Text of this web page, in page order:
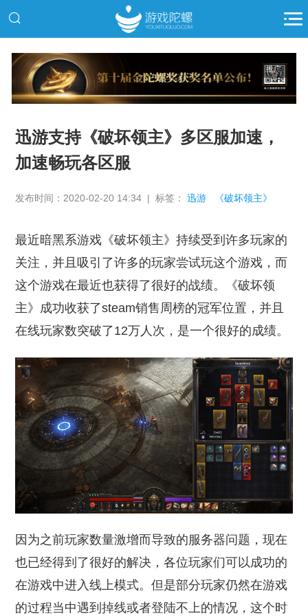
推广
迅游支持《破坏领主》多区服加速，
加速畅玩各区服
发布时间：2020-02-20 14:34 | 标签：迅游 《破坏领主》
最近暗黑系游戏《破坏领主》持续受到许多玩家的
关注，并且吸引了许多的玩家尝试玩这个游戏，而
这个游戏在最近也获得了很好的战绩。《破坏领
主》成功收获了steam销售周榜的冠军位置，并且
在线玩家数突破了12万人次，是一个很好的成绩。
因为之前玩家数量激增而导致的服务器问题，现在
也已经得到了很好的解决，各位玩家们可以成功的
在游戏中进入线上模式。但是部分玩家仍然在游戏
的过程当中遇到掉线或者登陆不上的情况，这个时